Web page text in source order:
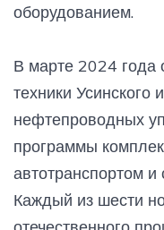
оборудованием.
В марте 2024 года
техники Усинского
нефтепроводных
программы
автотранспортом и
Каждый из шести